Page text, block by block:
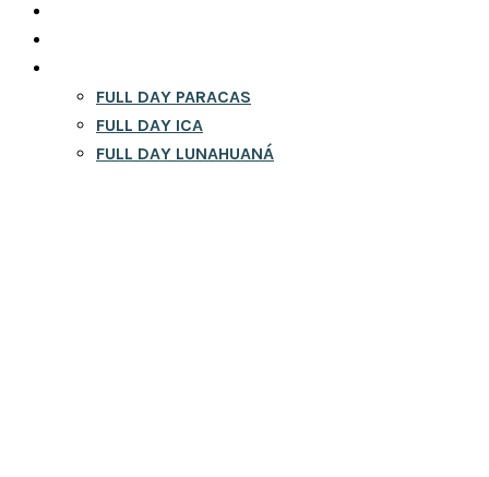
FULL DAY PARACAS
FULL DAY ICA
FULL DAY LUNAHUANÁ